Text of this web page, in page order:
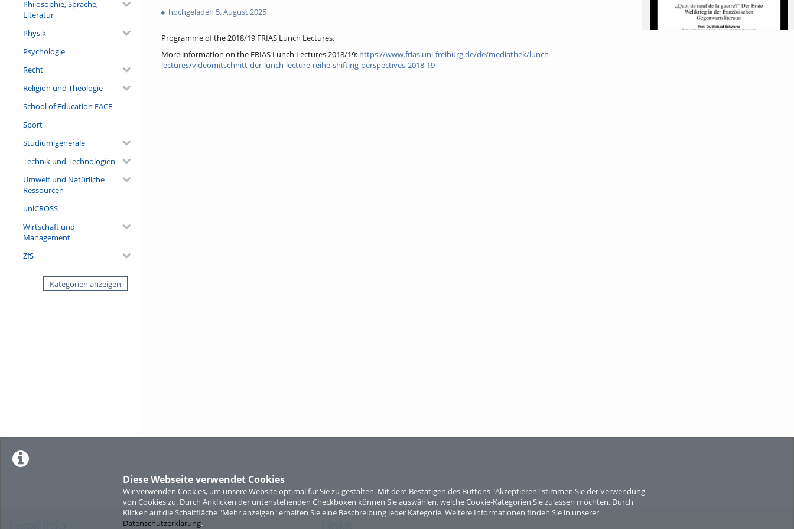
Diese Webseite verwendet Cookies
Wir verwenden Cookies, um unsere Website optimal für Sie zu gestalten. Mit dem Bestätigen des Buttons "Akzeptieren" stimmen Sie der Verwendung
von Cookies zu. Durch Anklicken der untenstehenden Checkboxen können Sie auswählen, welche Cookie-Kategorien Sie zulassen möchten. Durch
Klicken auf die Schaltfläche "Mehr anzeigen" erhalten Sie eine Beschreibung jeder Kategorie. Weitere Informationen finden Sie in unserer
Datenschutzerklärung.
Philosophie, Sprache,
Literatur
Physik
Psychologie
Recht
Religion und Theologie
School of Education FACE
Sport
Studium generale
Technik und Technologien
Umwelt und Natürliche
Ressourcen
uniCROSS
Wirtschaft und
Management
ZfS
Kategorien anzeigen
views
hochgeladen 5. August 2025
Programme of the 2018/19 FRIAS Lunch Lectures.
More information on the FRIAS Lunch Lectures 2018/19: https://www.frias.uni-freiburg.de/de/mediathek/lunch-
lectures/videomitschnitt-der-lunch-lecture-reihe-shifting-perspectives-2018-19